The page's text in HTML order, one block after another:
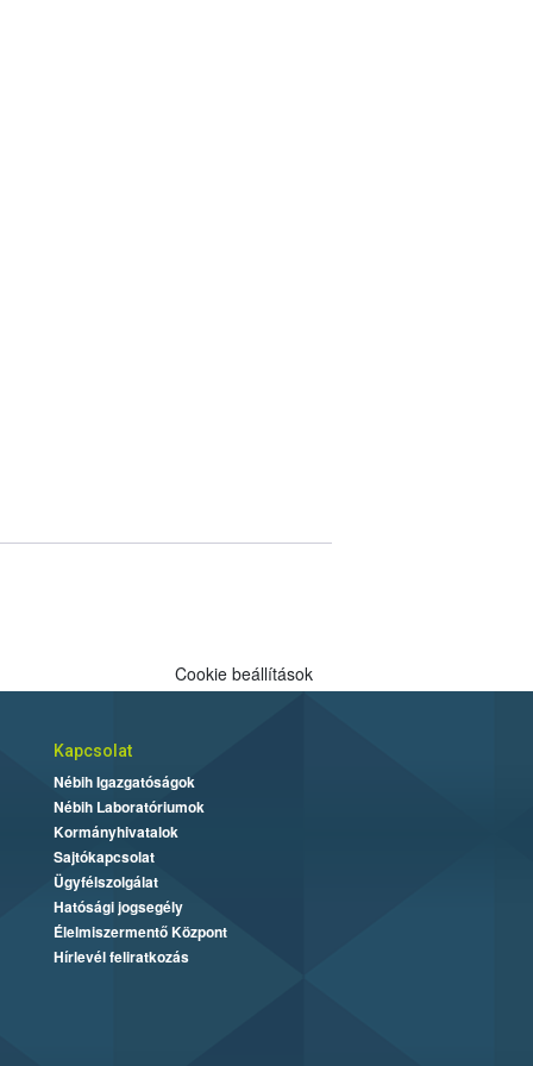
Cookie beállítások
Kapcsolat
Nébih Igazgatóságok
Nébih Laboratóriumok
Kormányhivatalok
Sajtókapcsolat
Ügyfélszolgálat
Hatósági jogsegély
Élelmiszermentő Központ
Hírlevél feliratkozás